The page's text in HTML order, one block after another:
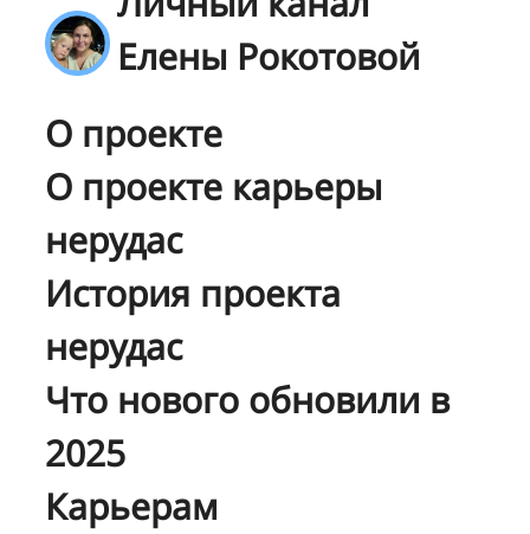
Елены Рокотовой
О проекте
О проекте карьеры
нерудас
История проекта
нерудас
Что нового обновили в
2025
Карьерам